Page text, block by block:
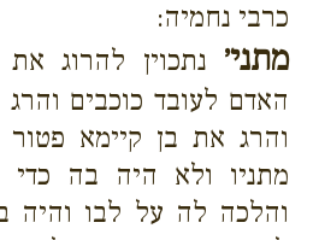
כרבי נחמיה:
מתני׳ נתכוין להרוג
האדם לעובד כוכבים
והרג את בן קיימא פטור
מתניו ולא היה בה כדי
והלכה לה על לבו והיה